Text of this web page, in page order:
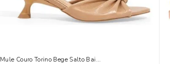
Mule Couro Torino Bege Salto Baixo Fino